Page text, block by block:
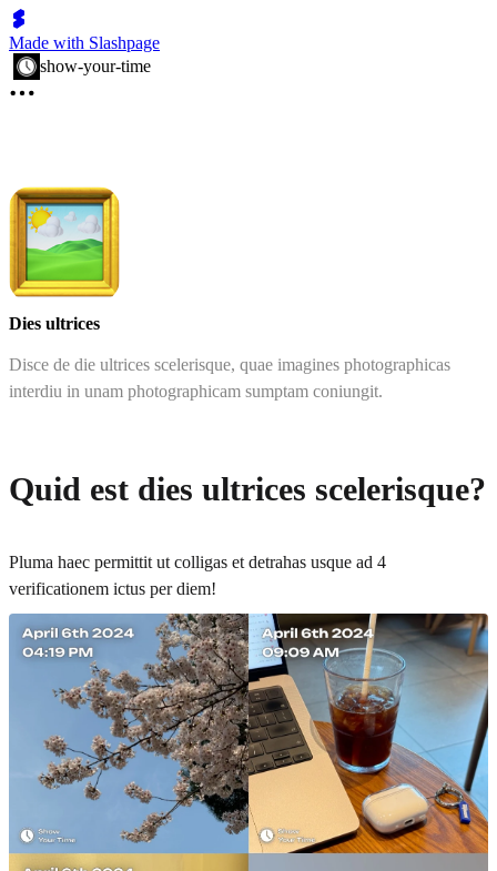
Made with Slashpage
show-your-time
Dies ultrices
Disce de die ultrices scelerisque, quae imagines photographicas
interdiu in unam photographicam sumptam coniungit.
Quid est dies ultrices scelerisque?
Pluma haec permittit ut colligas et detrahas usque ad 4
verificationem ictus per diem!